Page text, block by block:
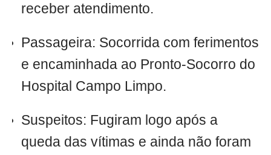
receber atendimento.
Passageira: Socorrida com ferimentos
e encaminhada ao Pronto-Socorro do
Hospital Campo Limpo.
Suspeitos: Fugiram logo após a
queda das vítimas e ainda não foram